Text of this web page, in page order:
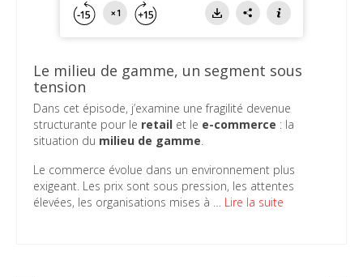
Le milieu de gamme, un segment sous
tension
Dans cet épisode, j’examine une fragilité devenue
structurante pour le retail et le e-commerce : la
situation du milieu de gamme.
Le commerce évolue dans un environnement plus
exigeant. Les prix sont sous pression, les attentes
élevées, les organisations mises à … Lire la suite